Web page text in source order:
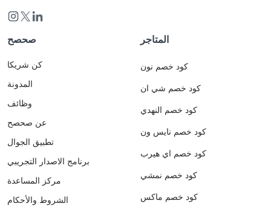
صحصح
كن شريكا
المدونة
وظائف
عن صحصح
تطبيق الجوال
برنامج الاصدار التجريبي
مركز المساعدة
الشروط والأحكام
المتاجر
كود خصم نون
كود خصم شي ان
كود خصم النهدي
كود خصم نايس ون
كود خصم اي هيرب
كود خصم نمشي
كود خصم ماكس